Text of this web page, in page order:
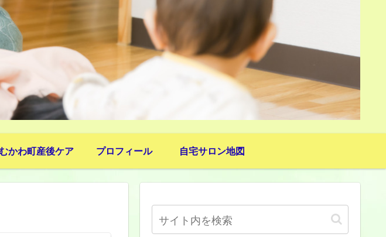
かわ町産後ケア プロフィール 自宅サロン地図